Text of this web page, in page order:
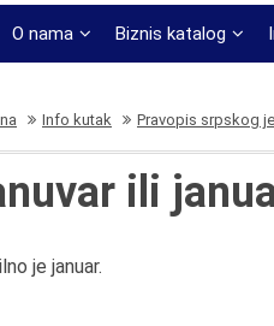
O nama Biznis katalog
Info kutak Pravopis srpskog
ili
je januar.